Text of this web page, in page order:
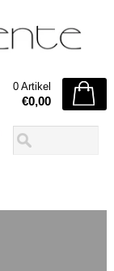
0 Artikel
€0,00